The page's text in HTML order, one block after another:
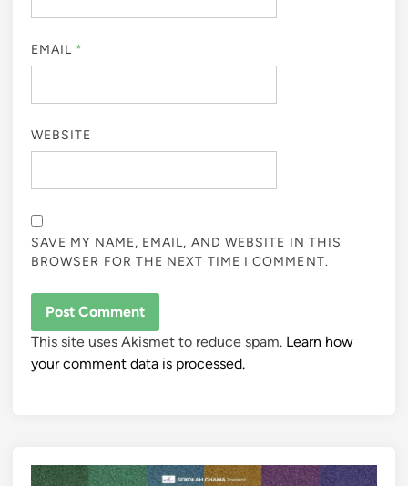
EMAIL *
WEBSITE
SAVE MY NAME, EMAIL, AND WEBSITE IN THIS
BROWSER FOR THE NEXT TIME I COMMENT.
This site uses Akismet to reduce spam. Learn how
your comment data is processed.